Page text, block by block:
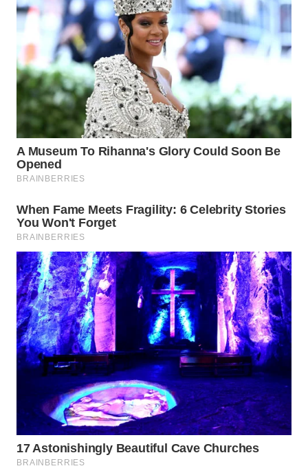
WN
MALUKU
WN
MALUT
WN
WN
DANAU
TOBA
WN
NIAS
WN
LANGKAT
WN
TAPANULI
SELATAN
WN